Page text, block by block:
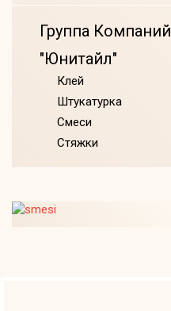
Группа Компаний
"Юнитайл"
Клей
Штукатурка
Смеси
Стяжки